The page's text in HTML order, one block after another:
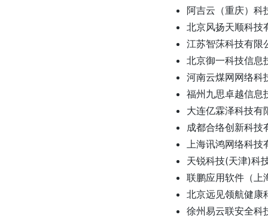
阿吉云（重庆）科
北京风扬天顺科技
江苏智莯科技有限
北京御一科技信息
河南云煤网网络科
福州九思卓越信息
大连亿霖泽科技有
成都合络创新科技
上海讯鸿网络科技
天锐科技(天津)科
联鹏应用软件（上
北京远见领航健康
徐州易云联安全科